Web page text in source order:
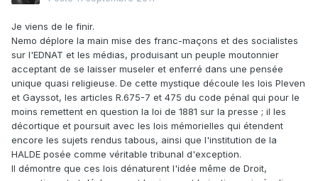
Je viens de le finir.
Nemo déplore la main mise des franc-maçons et des socialistes
sur l'EDNAT et les médias, produisant un peuple moutonnier
acceptant de se laisser museler et enferré dans une pensée
unique quasi religieuse. De cette mystique découle les lois Pleven
et Gayssot, les articles R.675-7 et 475 du code pénal qui pour le
moins remettent en question la loi de 1881 sur la presse ; il les
décortique et poursuit avec les lois mémorielles qui étendent
encore les sujets rendus tabous, ainsi que l'institution de la
HALDE posée comme véritable tribunal d'exception.
Il démontre que ces lois dénaturent l'idée même de Droit,